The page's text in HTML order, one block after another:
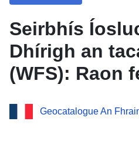
Seirbhís
Dhírigh an
(WFS): Raon
phlean chun
nádúrtha
Geocatalogue An